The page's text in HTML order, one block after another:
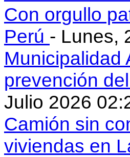
Con orgullo
Perú - Lunes,
Municipalidad
prevención
Julio 2026
Camión sin
viviendas en